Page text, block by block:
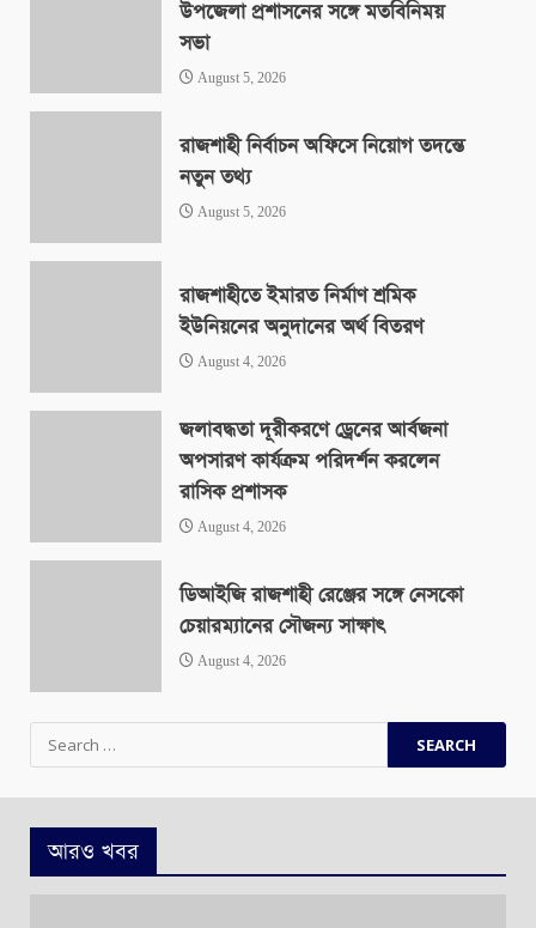
উপজেলা প্রশাসনের সঙ্গে মতবিনিময়
সভা
August 5, 2026
রাজশাহী নির্বাচন অফিসে নিয়োগ তদন্তে
নতুন তথ্য
August 5, 2026
রাজশাহীতে ইমারত নির্মাণ শ্রমিক
ইউনিয়নের অনুদানের অর্থ বিতরণ
August 4, 2026
জলাবদ্ধতা দূরীকরণে ড্রেনের আর্বজনা
অপসারণ কার্যক্রম পরিদর্শন করলেন
রাসিক প্রশাসক
August 4, 2026
ডিআইজি রাজশাহী রেঞ্জের সঙ্গে নেসকো
চেয়ারম্যানের সৌজন্য সাক্ষাৎ
August 4, 2026
Search
for:
আরও খবর